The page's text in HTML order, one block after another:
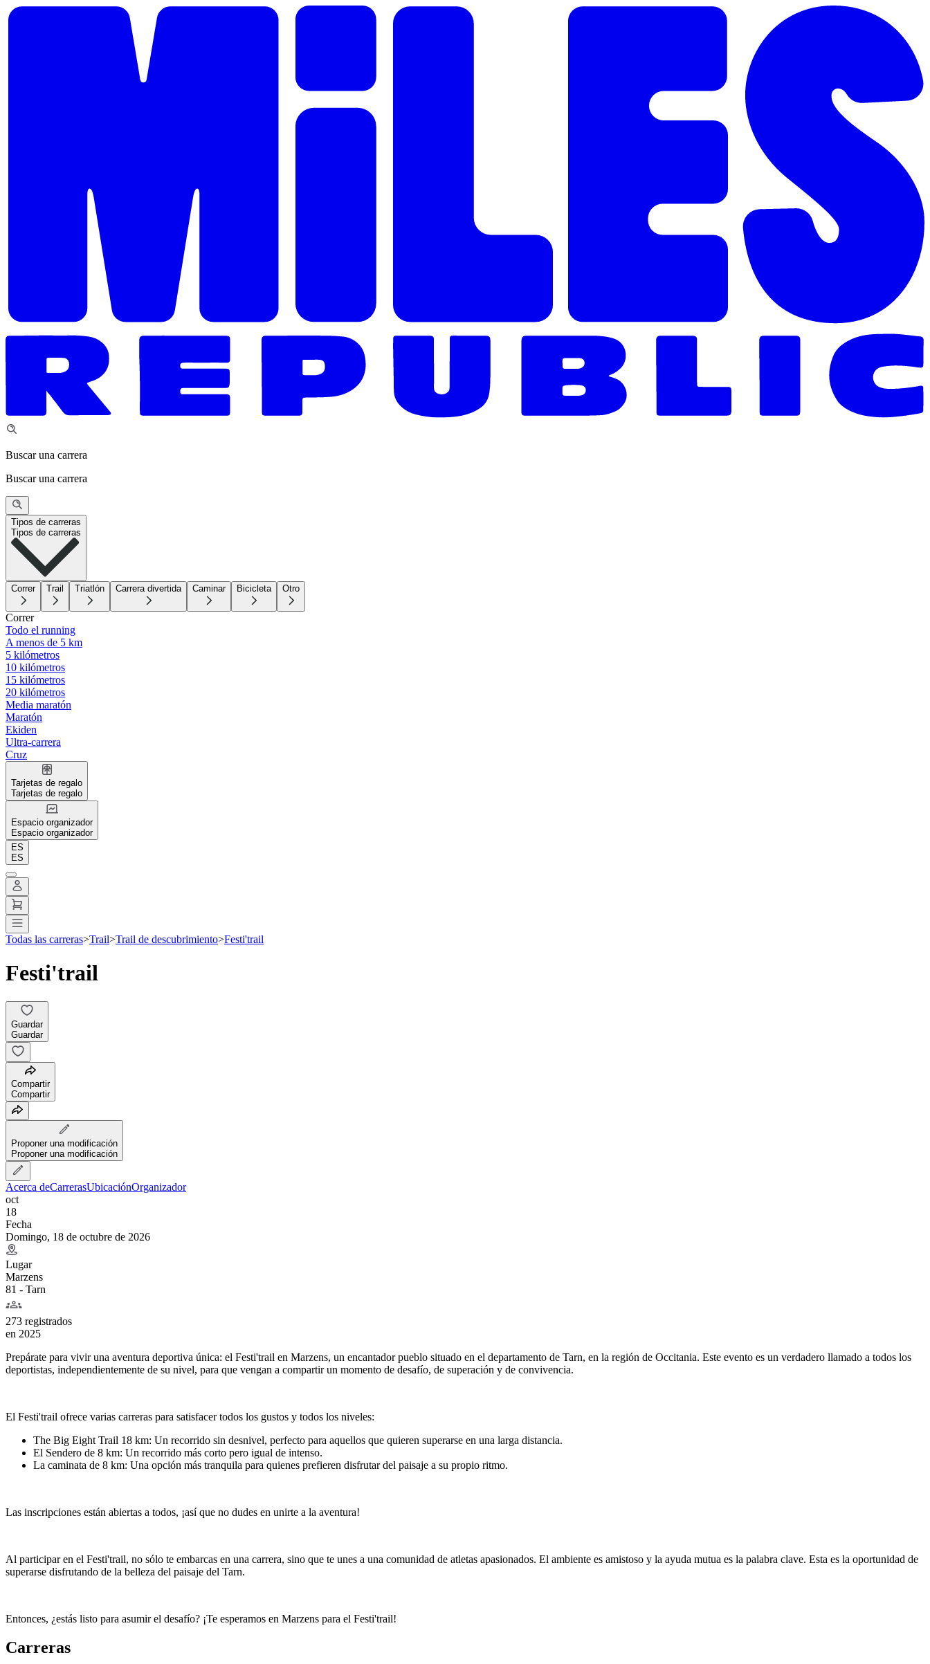
Buscar una carrera
Buscar una carrera
Tipos de carreras
Tipos de carreras
Correr Trail Triatlón Carrera divertida Caminar Bicicleta Otro
Correr
Todo el running
A menos de 5 km
5 kilómetros
10 kilómetros
15 kilómetros
20 kilómetros
Media maratón
Maratón
Ekiden
Ultra-carrera
Cruz
Tarjetas de regalo
Tarjetas de regalo
Espacio organizador
Espacio organizador
ES
ES
Todas las carreras>Trail>Trail de descubrimiento>Festi'trail
Festi'trail
Guardar
Guardar
Compartir
Compartir
Proponer una modificación
Proponer una modificación
Acerca deCarrerasUbicaciónOrganizador
oct
18
Fecha
Domingo, 18 de octubre de 2026
Lugar
Marzens
81 - Tarn
273 registrados
en 2025
Prepárate para vivir una aventura deportiva única: el Festi'trail en Marzens, un encantador pueblo situado en el departamento de Tarn, en la región de Occitania. Este evento es un verdadero llamado a todos los
deportistas, independientemente de su nivel, para que vengan a compartir un momento de desafío, de superación y de convivencia.
El Festi'trail ofrece varias carreras para satisfacer todos los gustos y todos los niveles:
The Big Eight Trail 18 km: Un recorrido sin desnivel, perfecto para aquellos que quieren superarse en una larga distancia.
El Sendero de 8 km: Un recorrido más corto pero igual de intenso.
La caminata de 8 km: Una opción más tranquila para quienes prefieren disfrutar del paisaje a su propio ritmo.
Las inscripciones están abiertas a todos, ¡así que no dudes en unirte a la aventura!
Al participar en el Festi'trail, no sólo te embarcas en una carrera, sino que te unes a una comunidad de atletas apasionados. El ambiente es amistoso y la ayuda mutua es la palabra clave. Esta es la oportunidad de
superarse disfrutando de la belleza del paisaje del Tarn.
Entonces, ¿estás listo para asumir el desafío? ¡Te esperamos en Marzens para el Festi'trail!
Carreras